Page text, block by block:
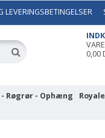
LEVERINGSBETINGELSER
0,00
Røgrør - Ophæng